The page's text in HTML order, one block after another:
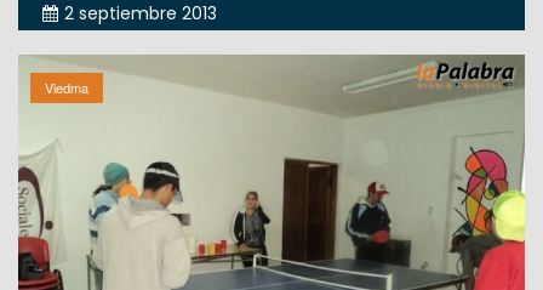
2 septiembre 2013
Viedma